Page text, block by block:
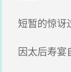
短暂的惊讶
因太后寿宴